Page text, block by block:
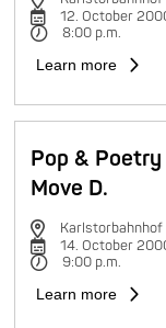
12. October
8:00 p.m.
Learn more
Pop &
Move D.
Karlstorbahnhof
14. October
9:00 p.m.
Learn more